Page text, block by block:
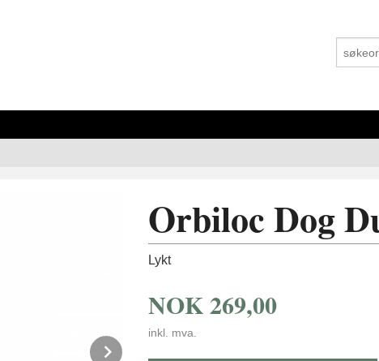
Orbiloc Dog
Lykt
NOK269,00
inkl. mva.